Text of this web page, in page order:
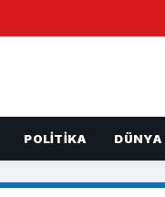
POLITIKA DÜNYA